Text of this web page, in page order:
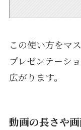
この使い方をマ
プレゼンテーシ
広がります。
動画の長さや